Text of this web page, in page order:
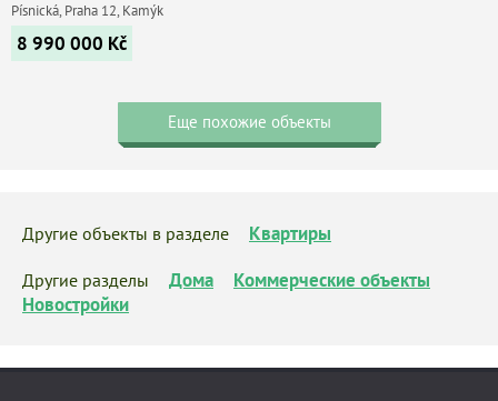
Písnická, Praha 12, Kamýk
8 990 000 Kč
Еще похожие объекты
Другие объекты в разделе Квартиры
Другие разделы Дома
Коммерческие объекты
Новостройки